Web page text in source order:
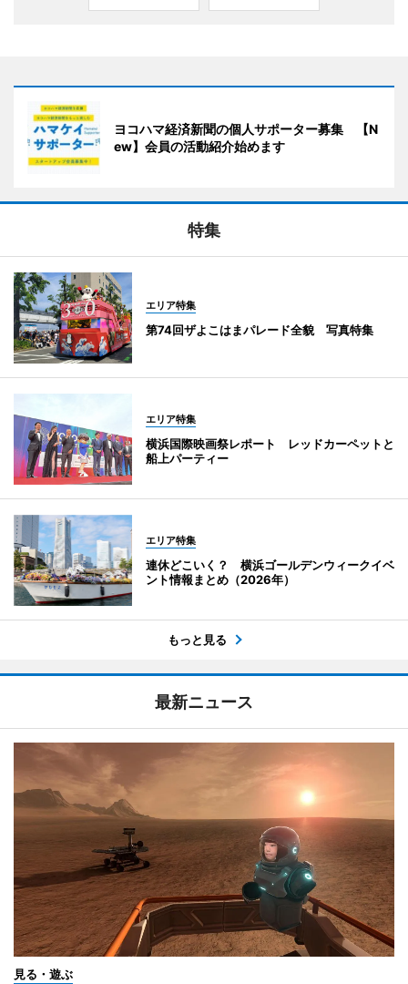
ヨコハマ経済新聞の個人サポーター募集 【N
ew】会員の活動紹介始めます
特集
エリア特集
第74回ザよこはまパレード全貌 写真特集
エリア特集
横浜国際映画祭レポート レッドカーペットと
船上パーティー
エリア特集
連休どこいく？ 横浜ゴールデンウィークイベ
ント情報まとめ（2026年）
もっと見る
最新ニュース
見る・遊ぶ